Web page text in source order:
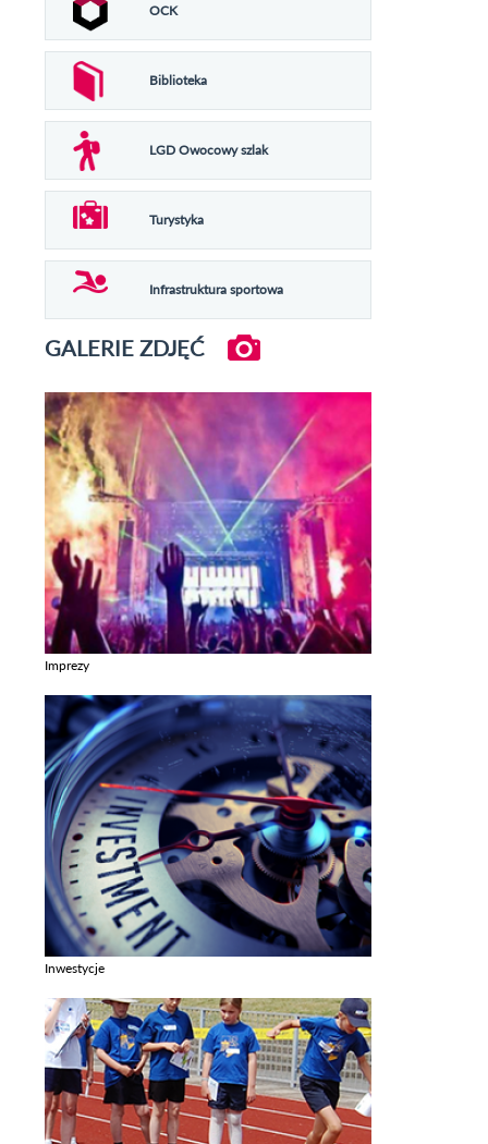
OCK
Biblioteka
LGD Owocowy szlak
Turystyka
Infrastruktura sportowa
GALERIE ZDJĘĆ
Imprezy
Inwestycje